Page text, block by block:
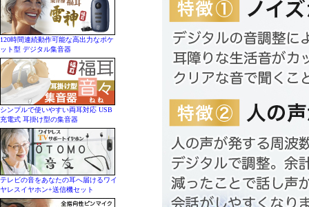
120時間連続動作可能な高出力なポケ
ット型 デジタル集音器
シンプルで使いやすい両耳対応 USB
充電式 耳掛け型の集音器
テレビの音をあなたの耳へ届けるワイ
ヤレスイヤホン+送信機セット